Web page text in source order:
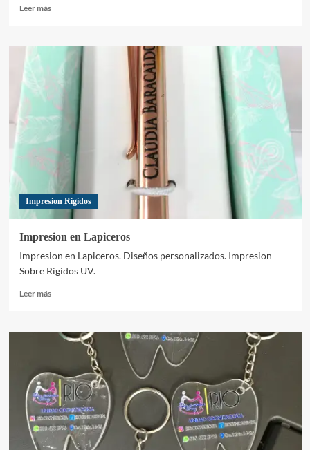
Leer másLeer
Impresion
en
Lapiceros
Impresion Rigidos
Impresion en Lapiceros
Impresion en Lapiceros. Diseños personalizados. Impresion
Sobre Rigidos UV.
Leer másLeer
Impresion